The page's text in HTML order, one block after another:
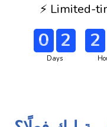
⚡️ Limited-
0 2
Days
2